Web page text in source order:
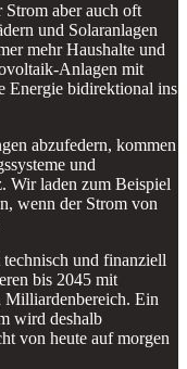
aber auch oft
und Solaranlagen
mehr Haushalte und
Anlagen mit
Energie bidirektional ins
abzufedern, kommen
und
Wir laden zum Beispiel
wenn der Strom von
und finanziell
bis 2045 mit
Milliardenbereich. Ein
wird deshalb
von heute auf morgen